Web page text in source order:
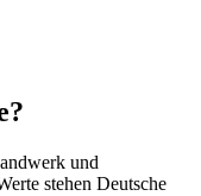
und
stehen Deutsche